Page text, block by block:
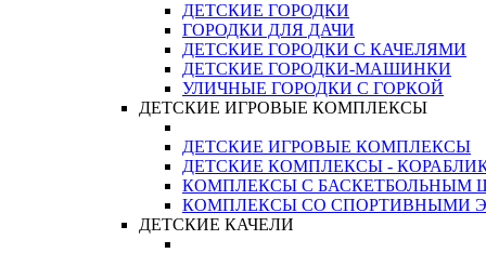
ДЕТСКИЕ ГОРОДКИ
ГОРОДКИ ДЛЯ ДАЧИ
ДЕТСКИЕ ГОРОДКИ С КАЧЕЛЯМИ
ДЕТСКИЕ ГОРОДКИ-МАШИНКИ
УЛИЧНЫЕ ГОРОДКИ С ГОРКОЙ
ДЕТСКИЕ ИГРОВЫЕ КОМПЛЕКСЫ
ДЕТСКИЕ ИГРОВЫЕ КОМПЛЕКСЫ
ДЕТСКИЕ КОМПЛЕКСЫ -
КОМПЛЕКСЫ С БАСКЕТБОЛЬНЫМ
КОМПЛЕКСЫ СО СПОРТИВНЫМИ
ДЕТСКИЕ КАЧЕЛИ